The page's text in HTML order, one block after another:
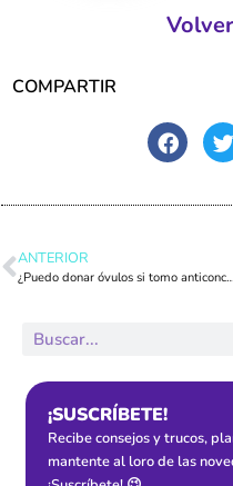
COMPARTIR
ANTERIOR
¿Puedo donar óvulos si tomo anticonceptivos?
¡SUSCRÍBETE!
Recibe consejos y trucos,
mantente al loro de las